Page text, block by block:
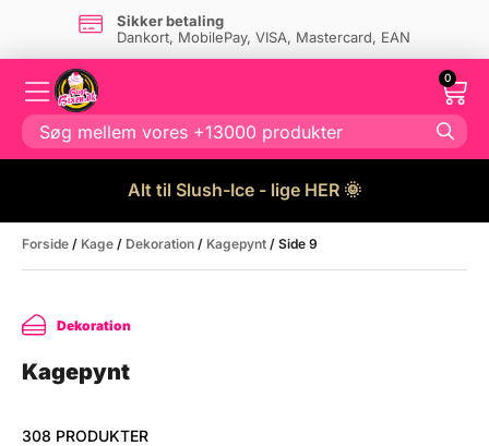
Sikker betaling
Dankort, MobilePay, VISA, Mastercard, EAN
0
Alt til Slush-Ice - lige HER 🌞
Forside / Kage / Dekoration / Kagepynt / Side 9
Dekoration
Kagepynt
308 PRODUKTER